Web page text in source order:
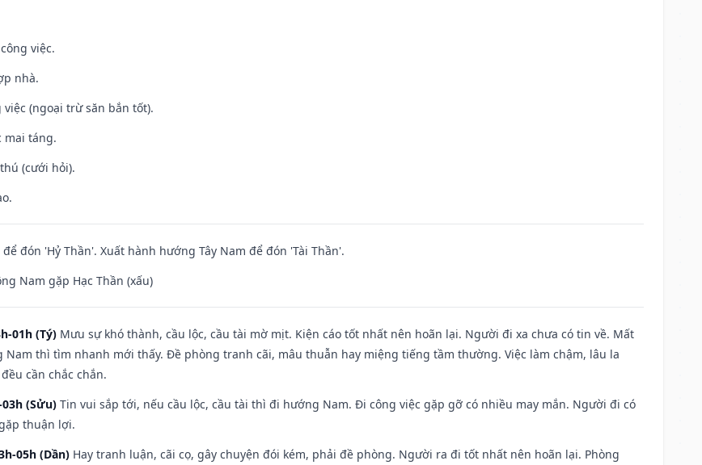
việc.
nhà.
việc (ngoại trừ săn bắn tốt).
mai táng.
(cưới hỏi).
đón 'Hỷ Thần'. Xuất hành hướng Tây Nam để đón 'Tài Thần'.
Nam gặp Hạc Thần (xấu)
01h (Tý) Mưu sự khó thành, cầu lộc, cầu tài mờ mịt. Kiện cáo tốt nhất nên hoãn lại. Người đi xa chưa có tin về. Mất
thì tìm nhanh mới thấy. Đề phòng tranh cãi, mâu thuẫn hay miệng tiếng tầm thường. Việc làm chậm, lâu la
cần chắc chắn.
(Sửu) Tin vui sắp tới, nếu cầu lộc, cầu tài thì đi hướng Nam. Đi công việc gặp gỡ có nhiều may mắn. Người đi có
thuận lợi.
05h (Dần) Hay tranh luận, cãi cọ, gây chuyện đói kém, phải đề phòng. Người ra đi tốt nhất nên hoãn lại. Phòng